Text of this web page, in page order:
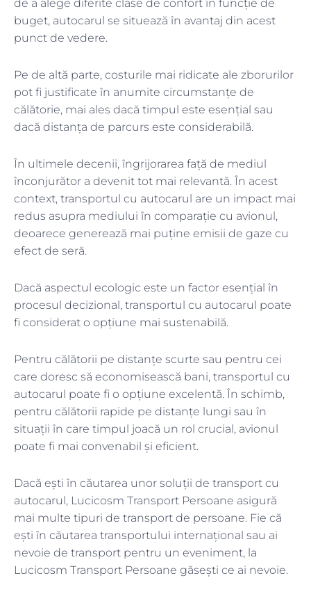
de a alege diferite clase de confort în funcție de
buget, autocarul se situează în avantaj din acest
punct de vedere.
Pe de altă parte, costurile mai ridicate ale zborurilor
pot fi justificate în anumite circumstanțe de
călătorie, mai ales dacă timpul este esențial sau
dacă distanța de parcurs este considerabilă.
În ultimele decenii, îngrijorarea față de mediul
înconjurător a devenit tot mai relevantă. În acest
context, transportul cu autocarul are un impact mai
redus asupra mediului în comparație cu avionul,
deoarece generează mai puține emisii de gaze cu
efect de seră.
Dacă aspectul ecologic este un factor esențial în
procesul decizional, transportul cu autocarul poate
fi considerat o opțiune mai sustenabilă.
Pentru călătorii pe distanțe scurte sau pentru cei
care doresc să economisească bani, transportul cu
autocarul poate fi o opțiune excelentă. În schimb,
pentru călătorii rapide pe distanțe lungi sau în
situații în care timpul joacă un rol crucial, avionul
poate fi mai convenabil și eficient.
Dacă ești în căutarea unor soluții de transport cu
autocarul, Lucicosm Transport Persoane asigură
mai multe tipuri de transport de persoane. Fie că
ești în căutarea transportului internațional sau ai
nevoie de transport pentru un eveniment, la
Lucicosm Transport Persoane găsești ce ai nevoie.